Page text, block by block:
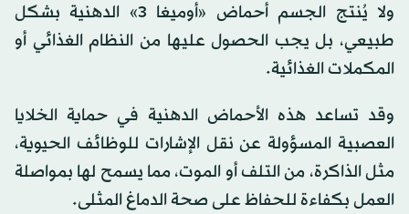
ولا يُنتج الجسم أحماض «أوميغا 3» الدهنية بشكل
طبيعي، بل يجب الحصول عليها من النظام الغذائي أو
المكملات الغذائية.
وقد تساعد هذه الأحماض الدهنية في حماية الخلايا
العصبية المسؤولة عن نقل الإشارات للوظائف الحيوية،
مثل الذاكرة، من التلف أو الموت، مما يسمح لها بمواصلة
العمل بكفاءة للحفاظ على صحة الدماغ المثلى.